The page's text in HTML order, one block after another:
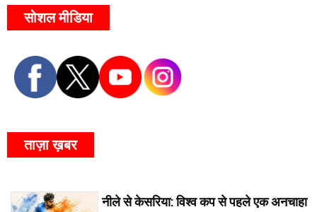
सोशल मीडिया
ताज़ा ख़बर
नीले से केसरिया: विश्व कप से पहले एक अनचाहा